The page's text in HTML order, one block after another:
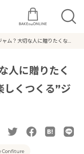
ャム？大切な人に贈りたくな
人に贈りたく
しくつくる”ジ
Confiture